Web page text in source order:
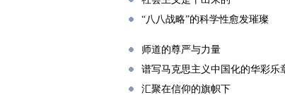
“八八战略”的科学性愈发璀璨
师道的尊严与力量
谱写马克思主义中国化的华彩乐
汇聚在信仰的旗帜下